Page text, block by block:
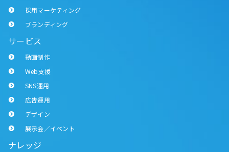
採用マーケティング
ブランディング
サービス
動画制作
Web支援
SNS運用
広告運用
デザイン
展示会／イベント
ナレッジ